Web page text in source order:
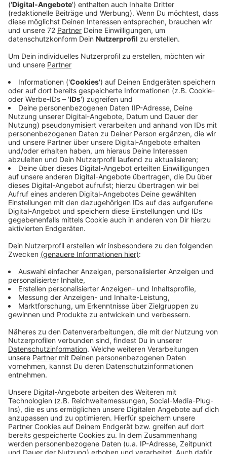
Anzeige
Es fehlen nur noch rund 6000 Euro, um alle 17
eingereichten Projekte in Ascheberg, Herbern und
Davensberg fördern zu können. Macht noch mit zu
Gunsten unserer Kinder und der heimischen Vereine,
jeder Euro zählt!
Ein starkes Kinderprojekt eingereicht haben: Der
Tennisclub Ascheberg, der Förderverein der
Grundschule St. Lambertus, das Jugendrotkreuz
Herbern, die ÜBM/Bunte Mitte, der Golfclub
Wasserschloss Westerwinkel, der RFV St. Hubertus
Ascheberg, die Marienschule Herbern, die
evangelische Mirjam-Kita, der RFV „von Nagel“
Herbern, der St. Katharina Kindergarten, der SV Davaria
Davensberg, die Kita Grashüpfer, der Spielmannszug
Herbern und die Blaskapelle Schwartländer, die DRK
Kita Bügelkamp, der SV Herbern, der Förderverein „Die
kleine Raupe e.V.“ und der TuS Ascheberg. Die Aktion
läuft noch bis Ende Januar.
Alle Projekte werden im DetailHIERvorgestellt.
Das Spendenkonto bei der Volksbank Ascheberg:
IBAN DE 94 40069601 001 10040 10